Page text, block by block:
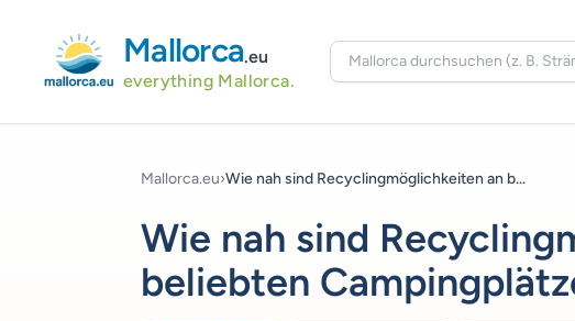
Mallorca.eu
everything Mallorca.
Mallorca.eu›Wie nah sind Recyclingmöglichkeiten an b...
Wie nah sind
beliebten